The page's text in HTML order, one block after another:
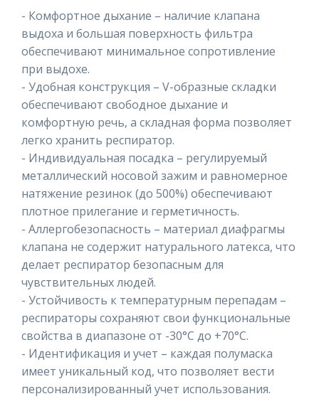
- Комфортное дыхание – наличие клапана
выдоха и большая поверхность фильтра
обеспечивают минимальное сопротивление
при выдохе.
- Удобная конструкция – V-образные складки
обеспечивают свободное дыхание и
комфортную речь, а складная форма позволяет
легко хранить респиратор.
- Индивидуальная посадка – регулируемый
металлический носовой зажим и равномерное
натяжение резинок (до 500%) обеспечивают
плотное прилегание и герметичность.
- Аллергобезопасность – материал диафрагмы
клапана не содержит натурального латекса, что
делает респиратор безопасным для
чувствительных людей.
- Устойчивость к температурным перепадам –
респираторы сохраняют свои функциональные
свойства в диапазоне от -30°C до +70°C.
- Идентификация и учет – каждая полумаска
имеет уникальный код, что позволяет вести
персонализированный учет использования.